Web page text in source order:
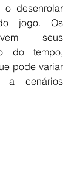
o desenrolar
jogo. Os
seus
do tempo,
pode variar
a cenários